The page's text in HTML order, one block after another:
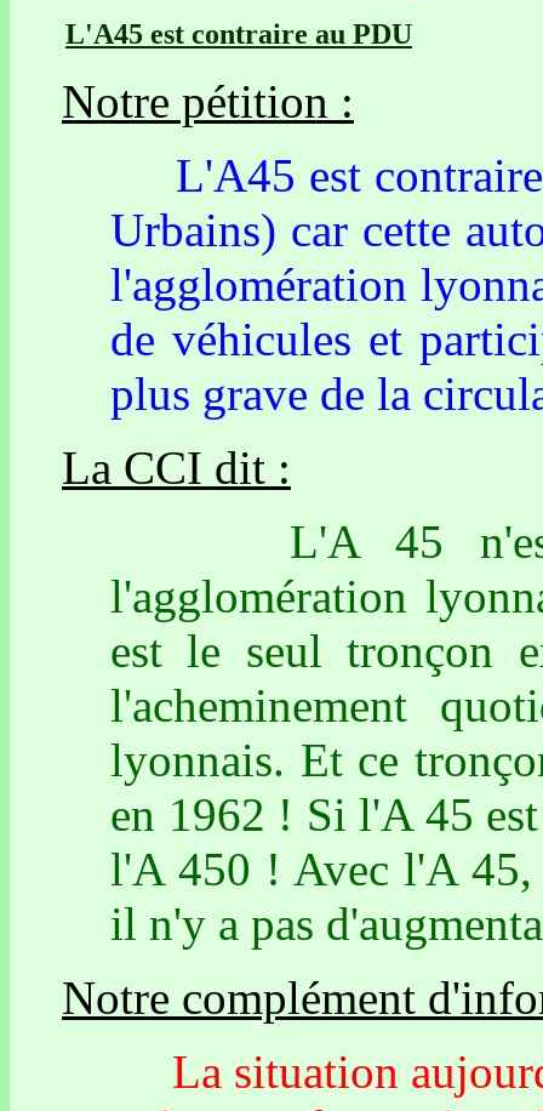
L'A45 est contraire au PDU
Notre pétition :
L'A45 est contraire
Urbains) car cette
l'agglomération
de véhicules et
plus grave de la
La CCI dit :
L'A 45 n'est
l'agglomération
est le seul tronçon
l'acheminement
lyonnais. Et ce
en 1962 ! Si l'A 45
l'A 450 ! Avec l'A 45,
il n'y a pas
Notre complément
La situation